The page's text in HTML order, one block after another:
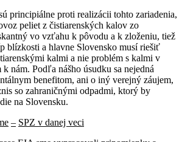
principiálne proti realizácii tohto zariadenia,
peliet z čistiarenských kalov zo
vo vzťahu k pôvodu a k zloženiu, tiež
blízkosti a hlavne Slovensko musí riešiť
kalmi a nie problém s kalmi v
nám. Podľa nášho úsudku sa nejedná
benefitom, ani o iný verejný záujem,
so zahraničnými odpadmi, ktorý by
na Slovensku.
– SPZ v danej veci